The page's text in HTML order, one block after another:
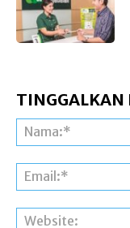
TINGGALKAN